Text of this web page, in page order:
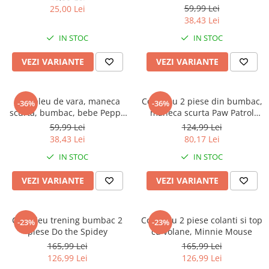
Star Wars
R-Walker
Pokemon
Baby Shark
Testoasele Ninja
Fireman Sam
Disney
Frozen Disney
Printesele Disney
Disney
Mickey Mouse Disney
Baby Shark
Pokemon
Pink Panther
Bing
Marie Cat
Skateboard
Manusi sport
Vehicule
Casute si Locuri de joaca
Sporturi de interior
25,00 Lei
IN STOC
VEZI VARIANTE
Disney
59,99 Lei
38,43 Lei
IN STOC
VEZI VARIANTE
-36%
Compleu de vara, maneca
scurta, bumbac, bebe Peppa
Pig
59,99 Lei
38,43 Lei
IN STOC
VEZI VARIANTE
-36%
Compleu 2 piese din bumbac,
maneca scurta Paw Patrol
Chase
124,99 Lei
80,17 Lei
IN STOC
VEZI VARIANTE
-23%
Compleu trening bumbac 2
piese Do the Spidey
165,99 Lei
126,99 Lei
-23%
Compleu 2 piese colanti si top
cu volane, Minnie Mouse
165,99 Lei
126,99 Lei